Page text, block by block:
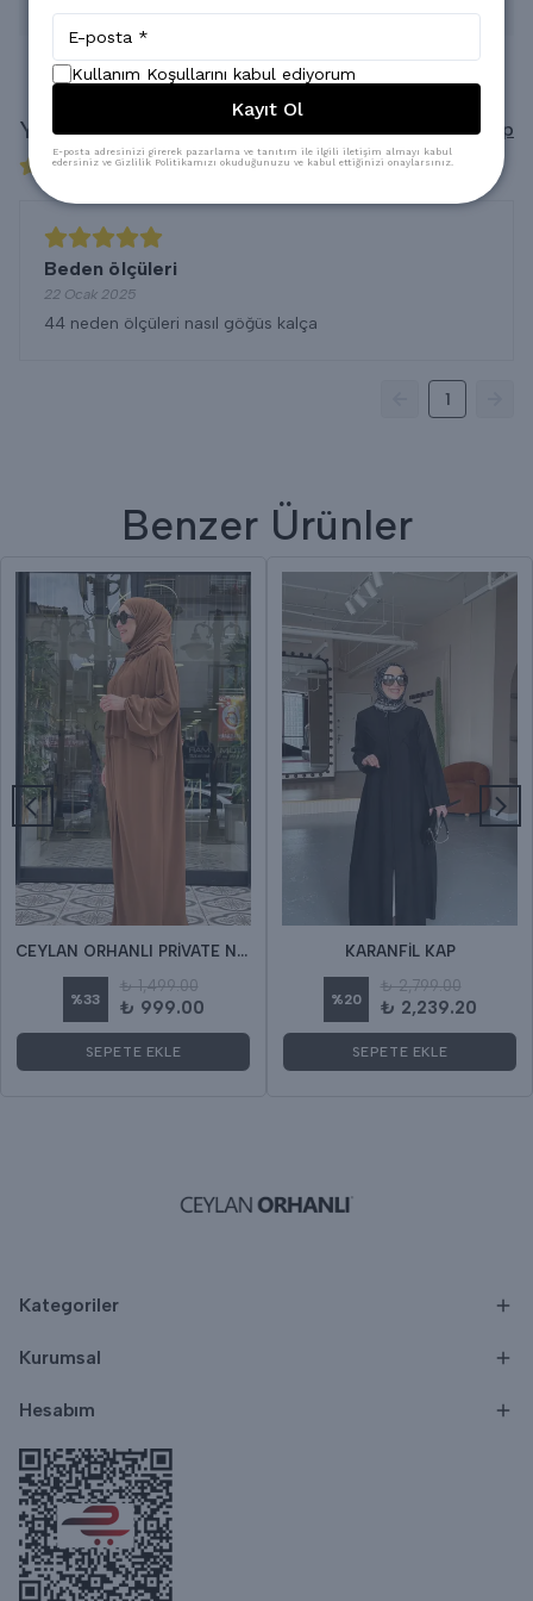
Yorumlar Yorum Yap
1 değerlendirmeye göre
Beden ölçüleri
22 Ocak 2025
44 neden ölçüleri nasıl göğüs kalça
1
Benzer Ürünler
CEYLAN ORHANLI PRİVATE NEFES NAMAZ ELBİSE
%33
₺ 1,499.00
₺ 999.00
SEPETE EKLE
KARANFİL KAP
%20
₺ 2,799.00
₺ 2,239.20
SEPETE EKLE
Kategoriler
Kurumsal
Hesabım
Kullanım Koşullarını kabul ediyorum
Kayıt Ol
E-posta adresinizi girerek pazarlama ve tanıtım ile ilgili iletişim almayı kabul
edersiniz ve Gizlilik Politikamızı okuduğunuzu ve kabul ettiğinizi onaylarsınız.